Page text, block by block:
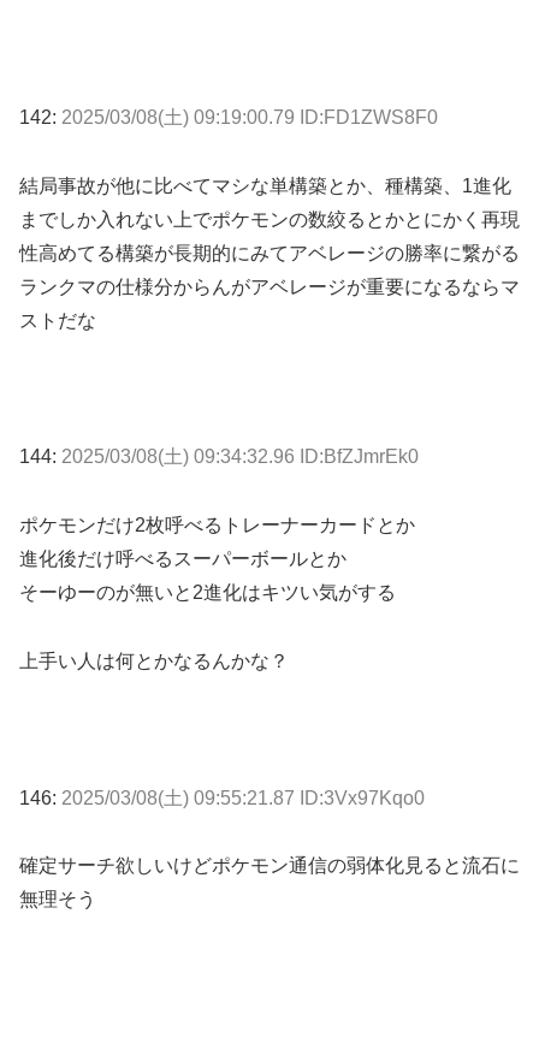
142: 2025/03/08(土) 09:19:00.79 ID:FD1ZWS8F0
結局事故が他に比べてマシな単構築とか、種構築、1進化
までしか入れない上でポケモンの数絞るとかとにかく再現
性高めてる構築が長期的にみてアベレージの勝率に繋がる
ランクマの仕様分からんがアベレージが重要になるならマ
ストだな
144: 2025/03/08(土) 09:34:32.96 ID:BfZJmrEk0
ポケモンだけ2枚呼べるトレーナーカードとか
進化後だけ呼べるスーパーボールとか
そーゆーのが無いと2進化はキツい気がする
上手い人は何とかなるんかな？
146: 2025/03/08(土) 09:55:21.87 ID:3Vx97Kqo0
確定サーチ欲しいけどポケモン通信の弱体化見ると流石に
無理そう